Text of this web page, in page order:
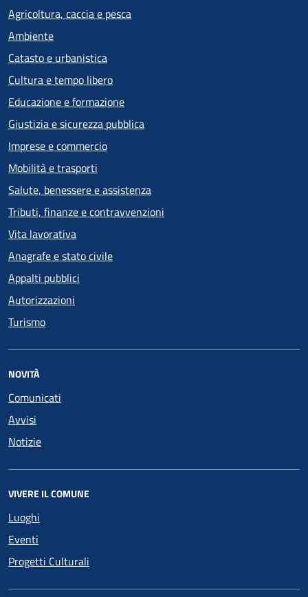
Agricoltura, caccia e pesca
Ambiente
Catasto e urbanistica
Cultura e tempo libero
Educazione e formazione
Giustizia e sicurezza pubblica
Imprese e commercio
Mobilità e trasporti
Salute, benessere e assistenza
Tributi, finanze e contravvenzioni
Vita lavorativa
Anagrafe e stato civile
Appalti pubblici
Autorizzazioni
Turismo
NOVITÀ
Comunicati
Avvisi
Notizie
VIVERE IL COMUNE
Luoghi
Eventi
Progetti Culturali